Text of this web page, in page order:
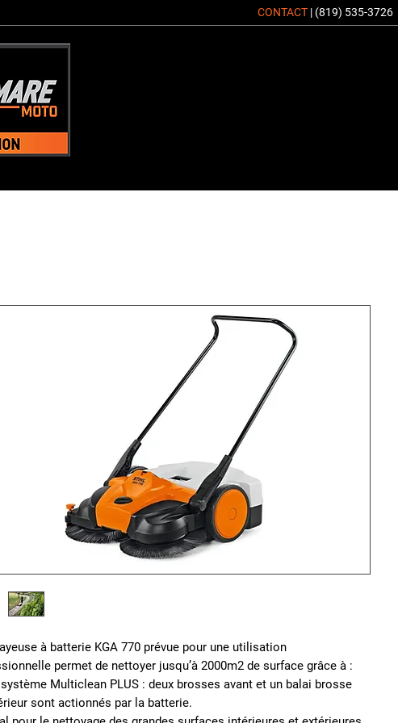
CONTACT | (819) 535-3726
à batterie KGA 770 prévue pour une utilisation
permet de nettoyer jusqu’à 2000m2 de surface grâce à :
Multiclean PLUS : deux brosses avant et un balai brosse
sont actionnés par la batterie.